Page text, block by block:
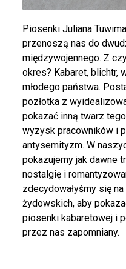
Piosenki Juliana
przenoszą nas do
międzywojennego. Z
okres? Kabaret, blichtr,
młodego państwa.
pozłotka z
pokazać inną twarz
wyzysk pracowników i
antysemityzm. W
pokazujemy jak dawne
nostalgię i
zdecydowałyśmy się
żydowskich, aby
piosenki kabaretowej i
przez nas zapomniany.